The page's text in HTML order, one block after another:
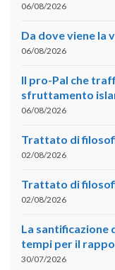
06/08/2026
Da dove viene la
06/08/2026
Il pro-Pal che
sfruttamento
06/08/2026
Trattato di
02/08/2026
Trattato di
02/08/2026
La santificazione
tempi per il
30/07/2026